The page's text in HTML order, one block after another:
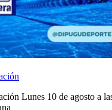
Lunes 10 de agosto a